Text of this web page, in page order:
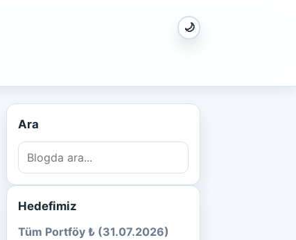
🌙
Ara
Hedefimiz
Tüm Portföy ₺ (31.07.2026)